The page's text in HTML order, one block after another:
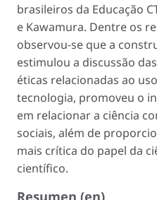
brasileiros da Educação
e Kawamura. Dentre os
observou-se que a
estimulou a discussão
éticas relacionadas ao
tecnologia, promoveu o
em relacionar a ciência
sociais, além de
mais crítica do papel da
científico.
Resumen (en)